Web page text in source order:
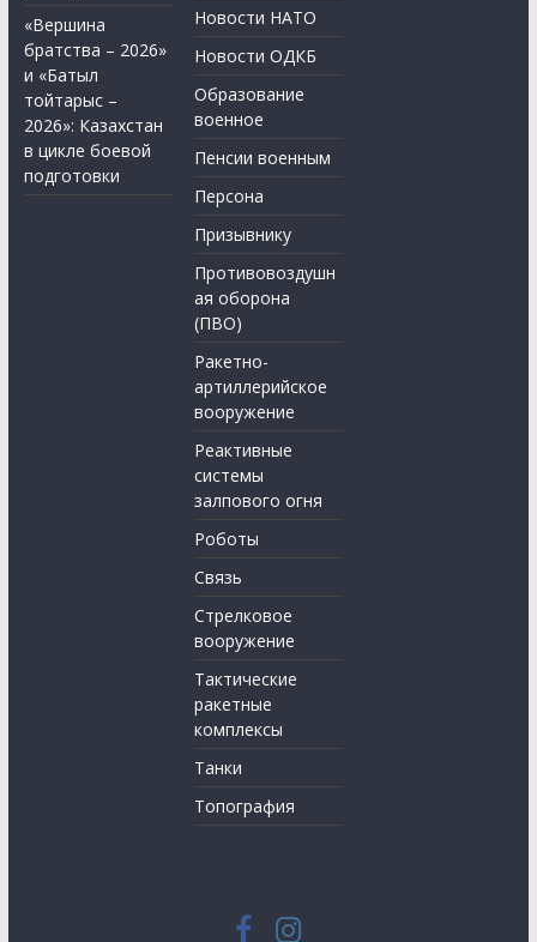
«Вершина
братства – 2026»
и «Батыл
тойтарыс –
2026»: Казахстан
в цикле боевой
подготовки
Новости НАТО
Новости ОДКБ
Образование
военное
Пенсии военным
Персона
Призывнику
Противовоздушн
ая оборона
(ПВО)
Ракетно-
артиллерийское
вооружение
Реактивные
системы
залпового огня
Роботы
Связь
Стрелковое
вооружение
Тактические
ракетные
комплексы
Танки
Топография